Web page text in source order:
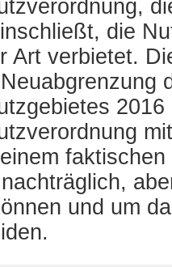
die
Art verbietet.
2016
und um